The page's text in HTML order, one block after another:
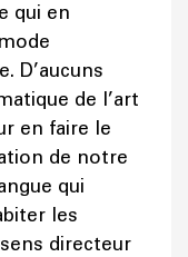
qui en
D’aucuns
de l’art
en faire le
de notre
qui
les
directeur